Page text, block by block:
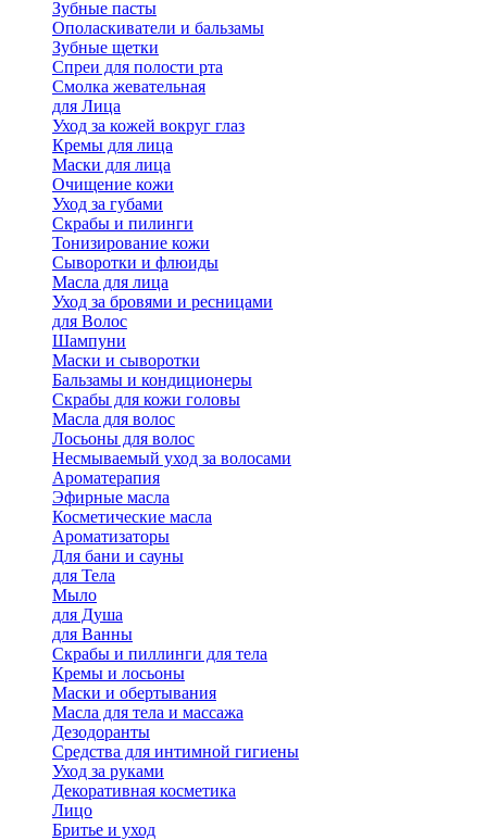
Зубные пасты
Ополаскиватели и бальзамы
Зубные щетки
Спреи для полости рта
Смолка жевательная
для Лица
Уход за кожей вокруг глаз
Кремы для лица
Маски для лица
Очищение кожи
Уход за губами
Скрабы и пилинги
Тонизирование кожи
Сыворотки и флюиды
Масла для лица
Уход за бровями и ресницами
для Волос
Шампуни
Маски и сыворотки
Бальзамы и кондиционеры
Скрабы для кожи головы
Масла для волос
Лосьоны для волос
Несмываемый уход за волосами
Ароматерапия
Эфирные масла
Косметические масла
Ароматизаторы
Для бани и сауны
для Тела
Мыло
для Душа
для Ванны
Скрабы и пиллинги для тела
Кремы и лосьоны
Маски и обертывания
Масла для тела и массажа
Дезодоранты
Средства для интимной гигиены
Уход за руками
Декоративная косметика
Лицо
Бритье и уход